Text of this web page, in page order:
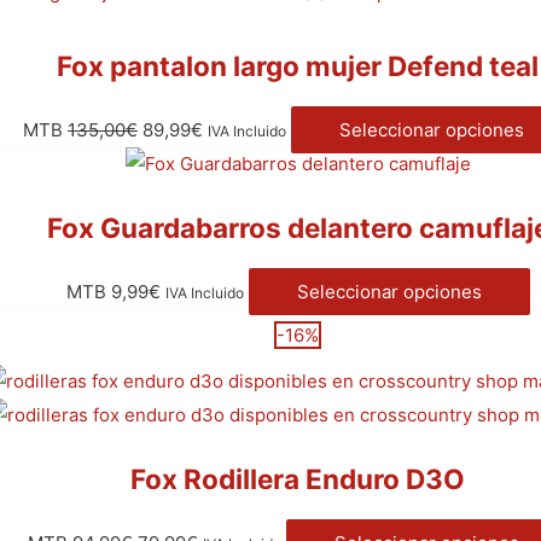
Fox pantalon largo mujer Defend teal
MTB 135,00€ 89,99€ IVA Incluido Seleccionar opciones
Fox Guardabarros delantero
MTB 9,99€ IVA Incluido Seleccionar opciones
-16%
Fox Rodillera Enduro D3O